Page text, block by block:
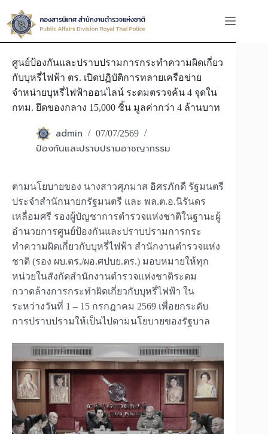
to
content
ศูนย์ป้องกันและปราบปรามการกระทำความผิดเกี่ยว
กับบุหรี่ไฟฟ้า ตร. เปิดปฏิบัติการทลายเครือข่าย
จำหน่ายบุหรี่ไฟฟ้าออนไลน์ ระดมตรวจค้น 4 จุดใน
กทม. ยึดของกลาง 15,000 ชิ้น มูลค่ากว่า 4 ล้านบาท
admin 07/07/2569
ป้องกันและปราบปรามอาชญากรรม
ตามนโยบายของ นางสาวศุภมาส อิศรภักดี รัฐมนตรี
ประจำสำนักนายกรัฐมนตรี และ พล.ต.อ.นิรันดร
เหลื่อมศรี รองผู้บัญชาการตำรวจแห่งชาติในฐานะผู้
อำนวยการศูนย์ป้องกันและปราบปรามการกระ
ทำความผิดเกี่ยวกับบุหรี่ไฟฟ้า สำนักงานตำรวจแห่ง
ชาติ (รอง ผบ.ตร./ผอ.ศปบย.ตร.) มอบหมายให้ทุก
หน่วยในสังกัดสำนักงานตำรวจแห่งชาติระดม
กวาดล้างการกระทำผิดเกี่ยวกับบุหรี่ไฟฟ้า ใน
ระหว่างวันที่ 1 – 15 กรกฎาคม 2569 เพื่อยกระดับ
การปราบปรามให้เป็นไปตามนโยบายของรัฐบาล